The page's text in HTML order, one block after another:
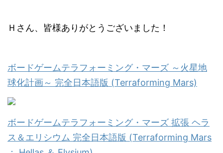
Ｈさん、皆様ありがとうございました！
ボードゲームテラフォーミング・マーズ ～火星地
球化計画～ 完全日本語版 (Terraforming Mars)
ボードゲームテラフォーミング・マーズ 拡張 ヘラ
ス＆エリシウム 完全日本語版 (Terraforming Mars